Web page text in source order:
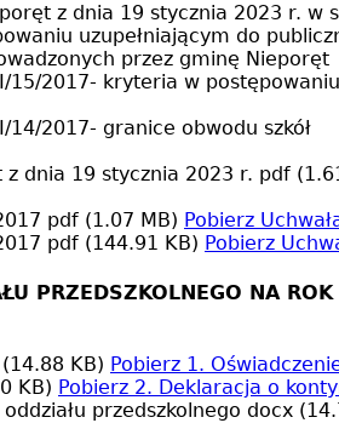
z dnia 19 stycznia 2023 r.
uzupełniającym do
przez gminę Nieporęt
15/2017- kryteria w
14/2017- granice obwodu szkół
dnia 19 stycznia 2023 r. pdf
pdf (1.07 MB) Pobierz
pdf (144.91 KB) Pobierz
PRZEDSZKOLNEGO NA
KB) Pobierz 1.
KB) Pobierz 2. Deklaracja o
przedszkolnego docx